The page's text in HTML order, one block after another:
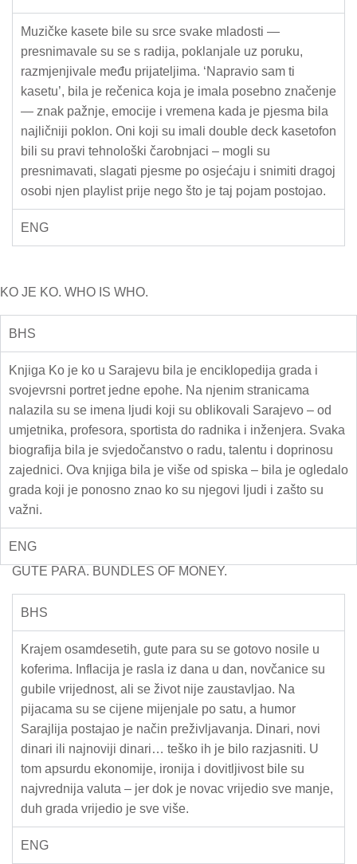
Muzičke kasete bile su srce svake mladosti —
presnimavale su se s radija, poklanjale uz poruku,
razmjenjivale među prijateljima. ‘Napravio sam ti
kasetu’, bila je rečenica koja je imala posebno značenje
— znak pažnje, emocije i vremena kada je pjesma bila
najličniji poklon. Oni koji su imali double deck kasetofon
bili su pravi tehnološki čarobnjaci – mogli su
presnimavati, slagati pjesme po osjećaju i snimiti dragoj
osobi njen playlist prije nego što je taj pojam postojao.
ENG
KO JE KO. WHO IS WHO.
BHS
Knjiga Ko je ko u Sarajevu bila je enciklopedija grada i
svojevrsni portret jedne epohe. Na njenim stranicama
nalazila su se imena ljudi koji su oblikovali Sarajevo – od
umjetnika, profesora, sportista do radnika i inženjera. Svaka
biografija bila je svjedočanstvo o radu, talentu i doprinosu
zajednici. Ova knjiga bila je više od spiska – bila je ogledalo
grada koji je ponosno znao ko su njegovi ljudi i zašto su
važni.
ENG
GUTE PARA. BUNDLES OF MONEY.
BHS
Krajem osamdesetih, gute para su se gotovo nosile u
koferima. Inflacija je rasla iz dana u dan, novčanice su
gubile vrijednost, ali se život nije zaustavljao. Na
pijacama su se cijene mijenjale po satu, a humor
Sarajlija postajao je način preživljavanja. Dinari, novi
dinari ili najnoviji dinari… teško ih je bilo razjasniti. U
tom apsurdu ekonomije, ironija i dovitljivost bile su
najvrednija valuta – jer dok je novac vrijedio sve manje,
duh grada vrijedio je sve više.
ENG